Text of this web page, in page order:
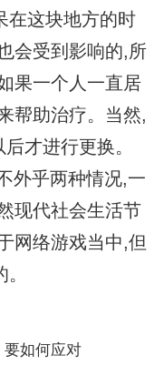
在这块地方的时
会受到影响的,所
果一个人一直居
帮助治疗。当然,
才进行更换。
外乎两种情况,一
现代社会生活节
网络游戏当中,但
要如何应对